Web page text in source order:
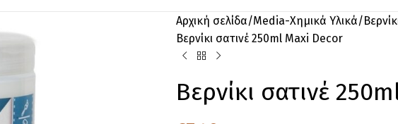
Αρχική σελίδα Media-Χημικά Υλικά
Βερνίκι σατινέ 250ml Maxi Decor
Βερνίκι σατινέ